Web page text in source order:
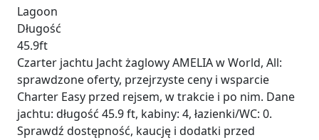
Lagoon
Długość
45.9ft
Czarter jachtu Jacht żaglowy AMELIA w World, All:
sprawdzone oferty, przejrzyste ceny i wsparcie
Charter Easy przed rejsem, w trakcie i po nim. Dane
jachtu: długość 45.9 ft, kabiny: 4, łazienki/WC: 0.
Sprawdź dostępność, kaucję i dodatki przed